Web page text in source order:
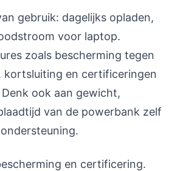
gebruik: dagelijks opladen,
voor laptop.
zoals bescherming tegen
kortsluiting en certificeringen
ook aan gewicht,
van de powerbank zelf
en certificering.